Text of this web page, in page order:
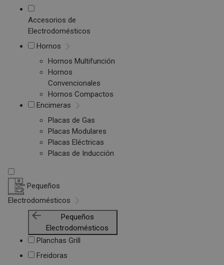
Accesorios de
Electrodomésticos
Hornos
Hornos Multifunción
Hornos
Convencionales
Hornos Compactos
Encimeras
Placas de Gas
Placas Modulares
Placas Eléctricas
Placas de Inducción
Pequeños
Electrodomésticos
Pequeños
Electrodomésticos
Planchas Grill
Freidoras